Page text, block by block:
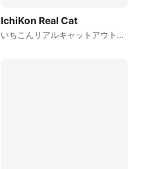
IchiKon Real Cat
いちこんリアルキャットアウトラインあり